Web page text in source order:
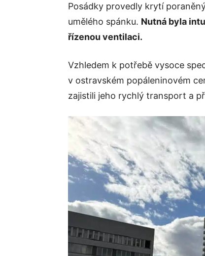
Posádky provedly krytí
umělého spánku. Nutná byla
řízenou ventilaci.
Vzhledem k potřebě vysoce
v ostravském popáleninovém
zajistili jeho rychlý transport a